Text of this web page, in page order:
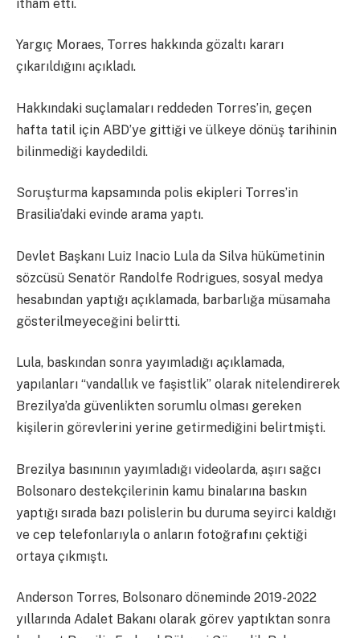
itham etti.
Yargıç Moraes, Torres hakkında gözaltı kararı
çıkarıldığını açıkladı.
Hakkındaki suçlamaları reddeden Torres’in, geçen
hafta tatil için ABD’ye gittiği ve ülkeye dönüş tarihinin
bilinmediği kaydedildi.
Soruşturma kapsamında polis ekipleri Torres’in
Brasilia’daki evinde arama yaptı.
Devlet Başkanı Luiz Inacio Lula da Silva hükümetinin
sözcüsü Senatör Randolfe Rodrigues, sosyal medya
hesabından yaptığı açıklamada, barbarlığa müsamaha
gösterilmeyeceğini belirtti.
Lula, baskından sonra yayımladığı açıklamada,
yapılanları “vandallık ve faşistlik” olarak nitelendirerek
Brezilya’da güvenlikten sorumlu olması gereken
kişilerin görevlerini yerine getirmediğini belirtmişti.
Brezilya basınının yayımladığı videolarda, aşırı sağcı
Bolsonaro destekçilerinin kamu binalarına baskın
yaptığı sırada bazı polislerin bu duruma seyirci kaldığı
ve cep telefonlarıyla o anların fotoğrafını çektiği
ortaya çıkmıştı.
Anderson Torres, Bolsonaro döneminde 2019-2022
yıllarında Adalet Bakanı olarak görev yaptıktan sonra